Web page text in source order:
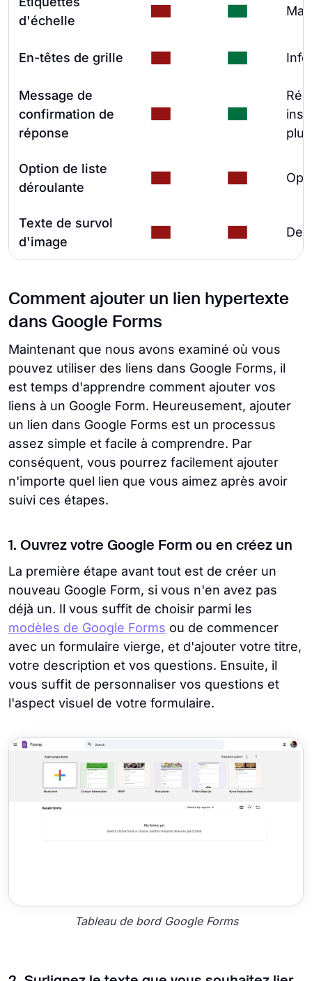
d'échelle
En-têtes de grille
Message de
confirmation de
réponse
Option de liste
déroulante
Texte de survol
d'image
Comment ajouter un lien hypertexte
dans Google Forms
Maintenant que nous avons examiné où vous
pouvez utiliser des liens dans Google Forms, il
est temps d'apprendre comment ajouter vos
liens à un Google Form. Heureusement, ajouter
un lien dans Google Forms est un processus
assez simple et facile à comprendre. Par
conséquent, vous pourrez facilement ajouter
n'importe quel lien que vous aimez après avoir
suivi ces étapes.
1. Ouvrez votre Google Form ou en créez un
La première étape avant tout est de créer un
nouveau Google Form, si vous n'en avez pas
déjà un. Il vous suffit de choisir parmi les
modèles de Google Forms ou de commencer
avec un formulaire vierge, et d'ajouter votre titre,
votre description et vos questions. Ensuite, il
vous suffit de personnaliser vos questions et
l'aspect visuel de votre formulaire.
Tableau de bord Google Forms